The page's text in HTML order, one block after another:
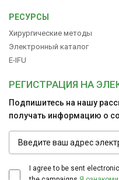
РЕСУРСЫ
Хирургические методы
Электронный каталог
E-IFU
РЕГИСТРАЦИЯ НА
Подпишитесь на нашу
получать информацию о
I agree to be sent